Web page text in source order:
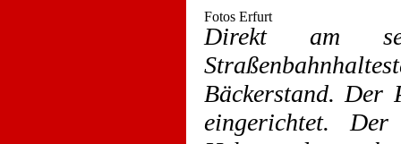
Direkt am
Bäckerstand. Der
eingerichtet.